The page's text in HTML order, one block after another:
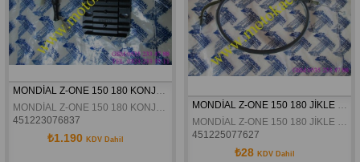
MONDİAL Z-ONE 150 180 KONJEKTÖR ORJİNAL
MONDİAL Z-ONE 150 180 KONJEKTÖR ORJİNAL
451223076837
₺1.190 KDV Dahil
MONDİAL Z-ONE 150 180 JİKLE TELİ ORJİNAL
MONDİAL Z-ONE 150 180 JİKLE TELİ ORJİNAL
451225077627
₺28 KDV Dahil